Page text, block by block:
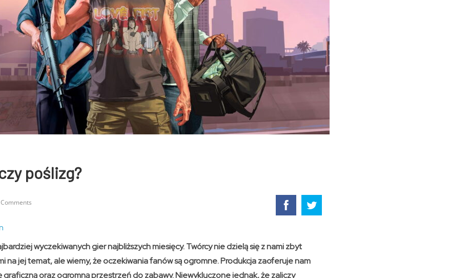
poślizg?
wyczekiwanych gier najbliższych miesięcy. Twórcy nie dzielą się z nami zbyt
na jej temat, ale wiemy, że oczekiwania fanów są ogromne. Produkcja zaoferuje nam
graficzną oraz ogromną przestrzeń do zabawy. Niewykluczone jednak, że zaliczy